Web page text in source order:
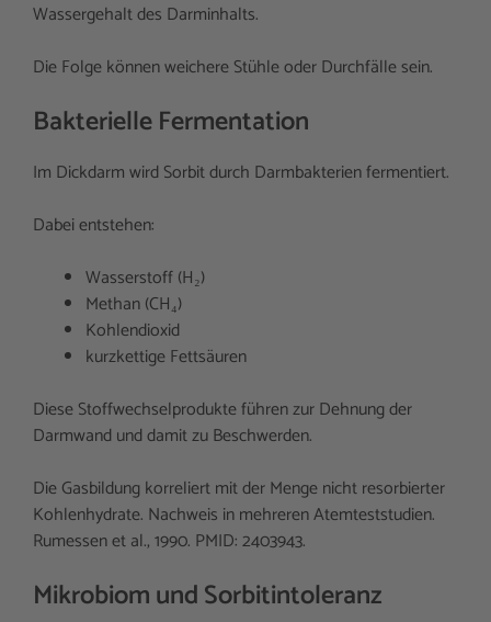
Wassergehalt des Darminhalts.
Die Folge können weichere Stühle oder Durchfälle sein.
Bakterielle Fermentation
Im Dickdarm wird Sorbit durch Darmbakterien fermentiert.
Dabei entstehen:
Wasserstoff (H₂)
Methan (CH₄)
Kohlendioxid
kurzkettige Fettsäuren
Diese Stoffwechselprodukte führen zur Dehnung der
Darmwand und damit zu Beschwerden.
Die Gasbildung korreliert mit der Menge nicht resorbierter
Kohlenhydrate. Nachweis in mehreren Atemteststudien.
Rumessen et al., 1990. PMID: 2403943.
Mikrobiom und Sorbitintoleranz